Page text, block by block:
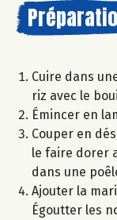
Cuire dans
riz avec le
Émincer en
Couper en
le faire dorer
dans une
Ajouter la
Égoutter les